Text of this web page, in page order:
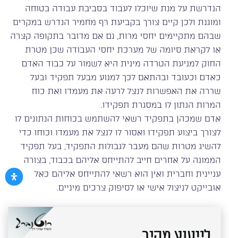
הנדרשת על מנת שיוכלו לעבוד בסביבת עבודה בטוחה
ומוגנת ולכן קיים צורך בקביעת רף מחמיר הנדרש במקרים
שבהם מתקיימים יחסי מרות, גם אם מדובר בתקופה קצרה
או לקראת סיומה של מערכת יחסי העבודה שכן מטרת
החוק למניעת הטרדה מינית היא לשמור על כבוד האדם
כאדם וכעובד ובהתאם לכך למנוע מבעל תפקיד ובעל
שררה את האפשרות לנצל לרעה את מעמדו ואת כוח
המרות הנתון לו במסגרת תפקידו.
אדם שמכהן בתפקיד רשאי להשתמש בכוחות הנתונים לו
לצורך ביצוע תפקידו ואסור לו לנצל את מעמדו וכוחו כדי
להשיג מטרות שהם מעבר לגבולות התפקיד, בעל תפקיד
הממונה על אחרים חייב להתייחס אליהם בכבוד, בצורה
עניינית וחברית ואין הוא רשאי להתייחס אליהם כאל
אובייקט לניצול אישי או לסיפוק צרכים מיניים.